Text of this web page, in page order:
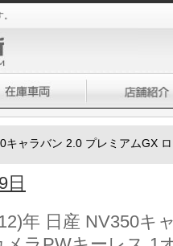
キャラバン 2.0 プレミアムGX
日
年 日産 NV350キ